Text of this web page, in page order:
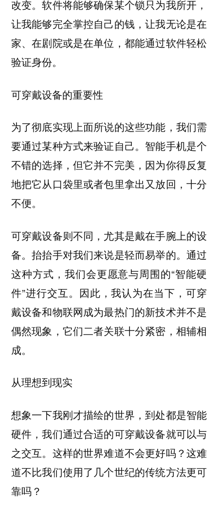
改变。软件将能够确保某个锁只为我所开，
让我能够完全掌控自己的钱，让我无论是在
家、在剧院或是在单位，都能通过软件轻松
验证身份。
可穿戴设备的重要性
为了彻底实现上面所说的这些功能，我们需
要通过某种方式来验证自己。智能手机是个
不错的选择，但它并不完美，因为你得反复
地把它从口袋里或者包里拿出又放回，十分
不便。
可穿戴设备则不同，尤其是戴在手腕上的设
备。抬抬手对我们来说是轻而易举的。通过
这种方式，我们会更愿意与周围的“智能硬
件”进行交互。因此，我认为在当下，可穿
戴设备和物联网成为最热门的新技术并不是
偶然现象，它们二者关联十分紧密，相辅相
成。
从理想到现实
想象一下我刚才描绘的世界，到处都是智能
硬件，我们通过合适的可穿戴设备就可以与
之交互。这样的世界难道不会更好吗？这难
道不比我们使用了几个世纪的传统方法更可
靠吗？